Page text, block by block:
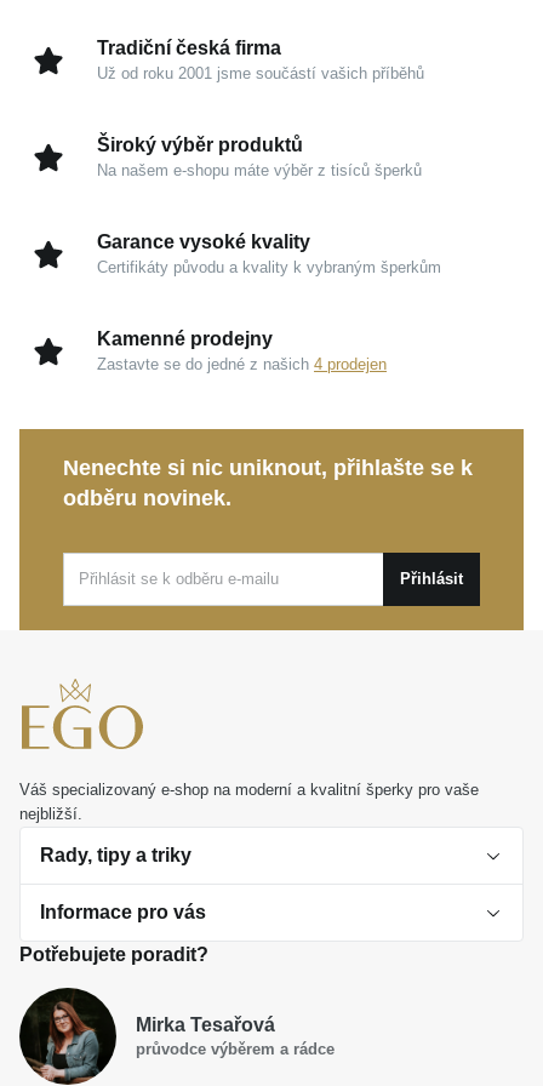
Hmotnost
1 g
Bílé zlato 585/1000:Nadčasový drahý kov s
Zelené a bílé zirkony:
Precizně broušené kamínky
Praktická brizura:Tradiční zapínání nabízí
Visací design:S jemnými rozměry (šířka 6 mm,
výška 15 mm) působí náušnice něžně a přirozeně
Tyto překrásné dětskéMOISS náušnice z bílého
zlatajsou ideálním dárkem k narozeninám, svátku či
jiné výjimečné události. Promění se v láskyplný
nejkrásnějšími životními kroky.
Tradiční česká firma
Už od roku 2001 jsme součástí vašich příběhů
Široký výběr produktů
Na našem e-shopu máte výběr z tisíců šperků
Garance vysoké kvality
Certifikáty původu a kvality k vybraným šperkům
Kamenné prodejny
Zastavte se do jedné z našich 4 prodejen
Nenechte si nic uniknout, přihlašte se k
odběru novinek.
Přihlásit
Váš specializovaný e-shop na moderní a kvalitní šperky pro vaše
nejbližší.
Rady, tipy a triky
O perlách
Jak vybrat perlový šperk
Dárková inspirace
Smaltované a korálkové šperky jako trend
Informace pro vás
Obchodní podmínky
Reklamační řád
Potřebujete poradit?
Mirka Tesařová
průvodce výběrem a rádce